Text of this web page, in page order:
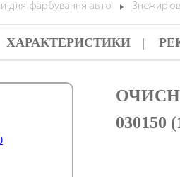
для фарбування авто
ХАРАКТЕРИСТИКИ
030150